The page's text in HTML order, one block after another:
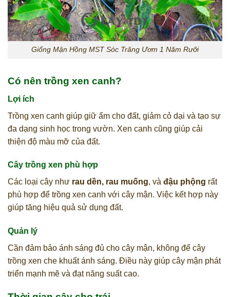
Giống Mận Hồng MST Sóc Trăng Ươm 1 Năm Rưỡi
Có nên trồng xen canh?
Lợi ích
Trồng xen canh giúp giữ ẩm cho đất, giảm cỏ dại và tạo sự
đa dạng sinh học trong vườn. Xen canh cũng giúp cải
thiện độ màu mỡ của đất.
Cây trồng xen phù hợp
Các loại cây như rau dền, rau muống, và đậu phộng rất
phù hợp để trồng xen canh với cây mận. Việc kết hợp này
giúp tăng hiệu quả sử dụng đất.
Quản lý
Cần đảm bảo ánh sáng đủ cho cây mận, không để cây
trồng xen che khuất ánh sáng. Điều này giúp cây mận phát
triển mạnh mẽ và đạt năng suất cao.